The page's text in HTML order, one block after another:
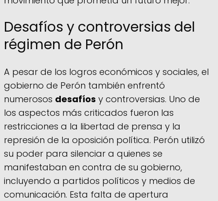
Desafíos y controversias del
régimen de Perón
A pesar de los logros económicos y sociales, el
gobierno de Perón también enfrentó
numerosos desafíos y controversias. Uno de
los aspectos más criticados fueron las
restricciones a la libertad de prensa y la
represión de la oposición política. Perón utilizó
su poder para silenciar a quienes se
manifestaban en contra de su gobierno,
incluyendo a partidos políticos y medios de
comunicación. Esta falta de apertura